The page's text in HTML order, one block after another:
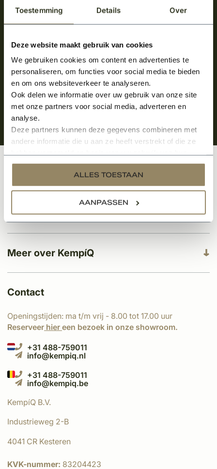
Toestemming Details Over
Deze website maakt gebruik van cookies
We gebruiken cookies om content en advertenties te
personaliseren, om functies voor social media te bieden
en om ons websiteverkeer te analyseren.
Ook delen we informatie over uw gebruik van onze site
met onze partners voor social media, adverteren en
analyse.
Deze partners kunnen deze gegevens combineren met
andere informatie die u aan ze heeft verstrekt of die ze
services.
ALLES TOESTAAN
AANPASSEN
Meld je aan en ontvang het laatste nieuws
over onze kempische bouwstijl!
Aanmelden voor de nieuwsbrief
Meer over KempíQ
Klantenservice
Categorieën
Contact
Openingstijden: ma t/m vrij - 8.00 tot 17.00 uur
Reserveer hier een bezoek in onze showroom.
+31 488-759011
info@kempiq.nl
+31 488-759011
info@kempiq.be
KempíQ B.V.
Industrieweg 2-B
4041 CR Kesteren
KVK-nummer: 83204423